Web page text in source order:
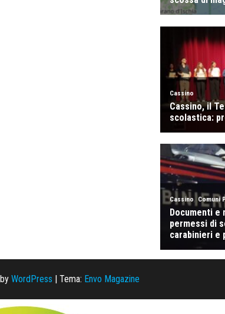
WordPress | Tema: Envo Magazine